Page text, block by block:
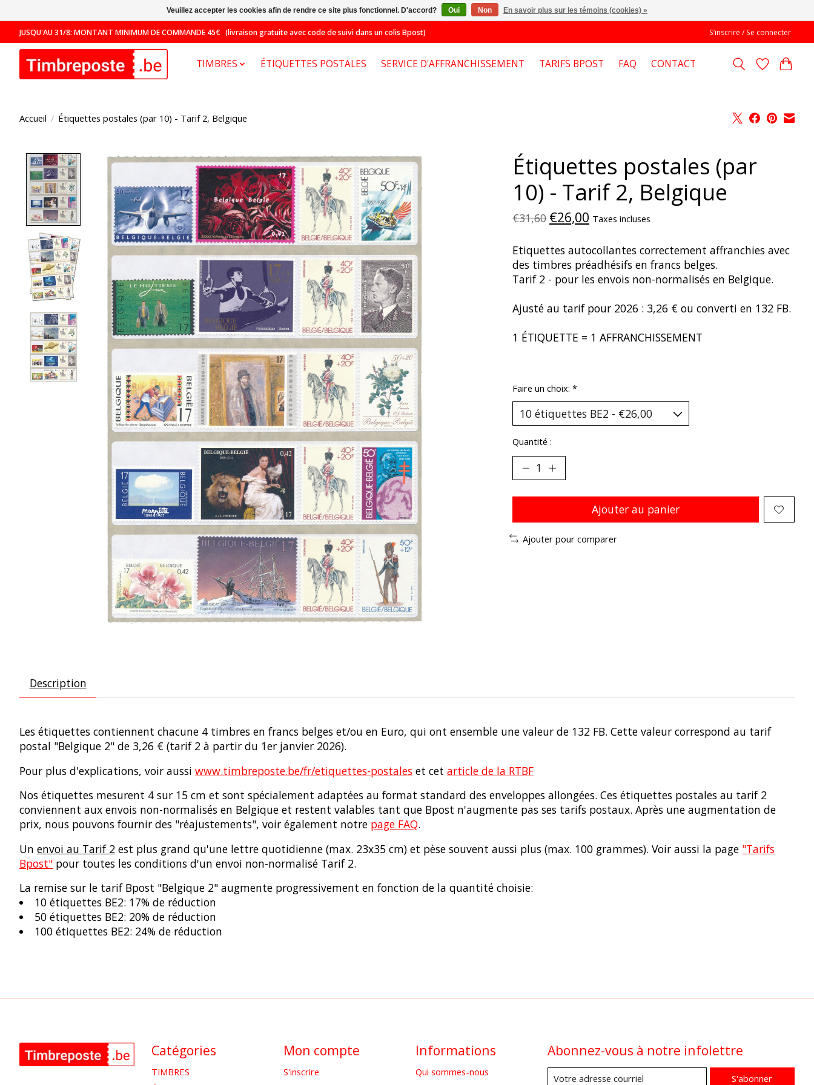
JUSQU'AU 31/8: MONTANT MINIMUM DE COMMANDE 45€ (livraison gratuite avec code de suivi dans un colis Bpost) S’inscrire / Se connecter
TIMBRES ÉTIQUETTES POSTALES SERVICE D'AFFRANCHISSEMENT TARIFS BPOST FAQ CONTACT
Accueil / Étiquettes postales (par 10) - Tarif 2, Belgique
Product image slideshow Items
Étiquettes postales (par
10) - Tarif 2, Belgique
€31,60 €26,00 Taxes incluses
Etiquettes autocollantes correctement affranchies avec
des timbres préadhésifs en francs belges.
Tarif 2 - pour les envois non-normalisés en Belgique.
Ajusté au tarif pour 2026 : 3,26 € ou converti en 132 FB.
1 ÉTIQUETTE = 1 AFFRANCHISSEMENT
Faire un choix: *
Quantité :
Ajouter au panier
Ajouter pour comparer
Description
Les étiquettes contiennent chacune 4 timbres en francs belges et/ou en Euro, qui ont ensemble une valeur de 132 FB. Cette valeur correspond au tarif
postal "Belgique 2" de 3,26 € (tarif 2 à partir du 1er janvier 2026).
Pour plus d'explications, voir aussi www.timbreposte.be/fr/etiquettes-postales et cet article de la RTBF
Nos étiquettes mesurent 4 sur 15 cm et sont spécialement adaptées au format standard des enveloppes allongées. Ces étiquettes postales au tarif 2
conviennent aux envois non-normalisés en Belgique et restent valables tant que Bpost n'augmente pas ses tarifs postaux. Après une augmentation de
prix, nous pouvons fournir des "réajustements", voir également notre page FAQ.
Un envoi au Tarif 2 est plus grand qu'une lettre quotidienne (max. 23x35 cm) et pèse souvent aussi plus (max. 100 grammes). Voir aussi la page "Tarifs
Bpost" pour toutes les conditions d'un envoi non-normalisé Tarif 2.
La remise sur le tarif Bpost "Belgique 2" augmente progressivement en fonction de la quantité choisie:
10 étiquettes BE2: 17% de réduction
50 étiquettes BE2: 20% de réduction
100 étiquettes BE2: 24% de réduction
Catégories
TIMBRES
Mon compte
S'inscrire
Informations
Qui sommes-nous
Abonnez-vous à notre infolettre
S'abonner
Veuillez accepter les cookies afin de rendre ce site plus fonctionnel. D'accord? Oui Non En savoir plus sur les témoins (cookies) »